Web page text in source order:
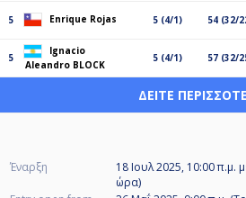
5 Enrique Rojas 5 (4/1) 54 (32/
5
Ignacio
Aleandro BLOCK
5 (4/1) 57 (32/
ΔΕΊΤΕ
Έναρξη 18 Ιουλ 2025, 10:00 π.μ.
ώρα)